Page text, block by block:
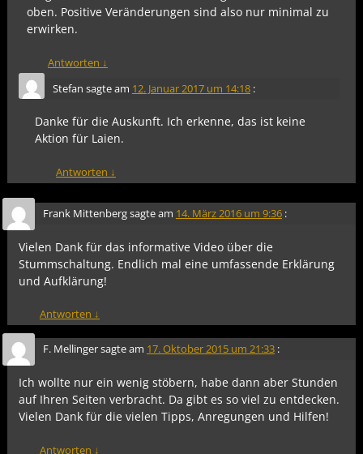
oben. Positive Veränderungen sind also nur minimal zu
erwirken.
Antworten ↓
Stefan sagte am 12. Januar 2017 um 14:18 :
Danke für die Auskunft. Ich erkenne, das ist keine
Aktion für Laien.
Antworten ↓
Frank Mittenbergsagte am 14. März 2016 um 9:36 :
Vielen Dank für das informative Video über die
Stummschaltung. Endlich mal eine umfassende Erklärung
und Aufklärung!
Antworten ↓
F. Mellingersagte am 17. Oktober 2015 um 21:33 :
Ich wollte nur ein wenig stöbern, habe dann aber Stunden
auf Ihren Seiten verbracht. Da gibt es so viel zu entdecken.
Vielen Dank für die vielen Tipps, Anregungen und Hilfen!
Antworten ↓